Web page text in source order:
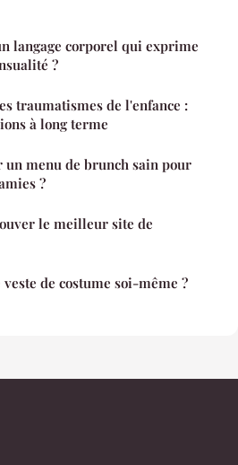
langage corporel qui exprime
?
traumatismes de l'enfance :
à long terme
un menu de brunch sain pour
?
le meilleur site de
de costume soi-même ?